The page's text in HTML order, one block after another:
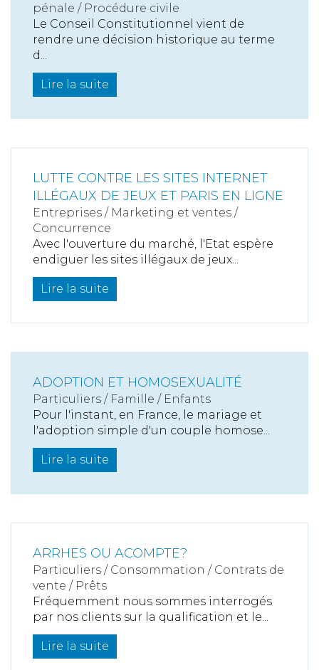
pénale / Procédure civile
Le Conseil Constitutionnel vient de
rendre une décision historique au terme
d...
Lire la suite
LUTTE CONTRE LES SITES INTERNET
ILLÉGAUX DE JEUX ET PARIS EN LIGNE
Entreprises / Marketing et ventes /
Concurrence
Avec l'ouverture du marché, l'Etat espère
endiguer les sites illégaux de jeux...
Lire la suite
ADOPTION ET HOMOSEXUALITÉ
Particuliers / Famille / Enfants
Pour l'instant, en France, le mariage et
l'adoption simple d'un couple homose...
Lire la suite
ARRHES OU ACOMPTE?
Particuliers / Consommation / Contrats de
vente / Prêts
Fréquemment nous sommes interrogés
par nos clients sur la qualification et le...
Lire la suite